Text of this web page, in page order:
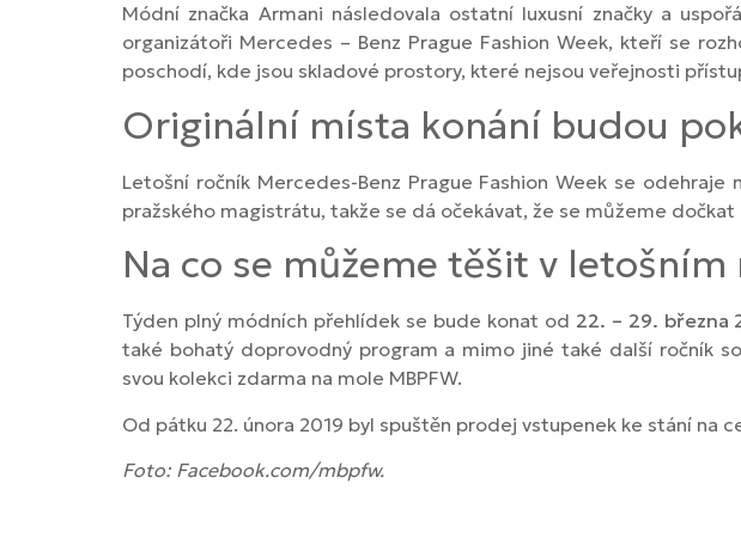
Módní značka Armani následovala ostatní luxusní značky a
organizátoři Mercedes – Benz Prague Fashion Week, kteří se
poschodí, kde jsou skladové prostory, které nejsou veřejnosti
Originální místa konání budou
Letošní ročník Mercedes-Benz Prague Fashion Week se
pražského magistrátu, takže se dá očekávat, že se můžeme
Na co se můžeme těšit v letošním
Týden plný módních přehlídek se bude konat od 22. – 29. března
také bohatý doprovodný program a mimo jiné také další ročník
svou kolekci zdarma na mole MBPFW.
Od pátku 22. února 2019 byl spuštěn prodej vstupenek ke stání
Foto: Facebook.com/mbpfw.